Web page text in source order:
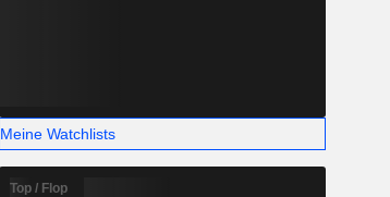
Meine Watchlists
Top / Flop